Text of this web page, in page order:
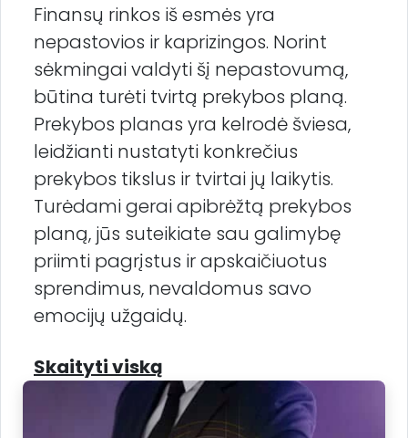
Finansų rinkos iš esmės yra
nepastovios ir kaprizingos. Norint
sėkmingai valdyti šį nepastovumą,
būtina turėti tvirtą prekybos planą.
Prekybos planas yra kelrodė šviesa,
leidžianti nustatyti konkrečius
prekybos tikslus ir tvirtai jų laikytis.
Turėdami gerai apibrėžtą prekybos
planą, jūs suteikiate sau galimybę
priimti pagrįstus ir apskaičiuotus
sprendimus, nevaldomus savo
emocijų užgaidų.
Skaityti viską